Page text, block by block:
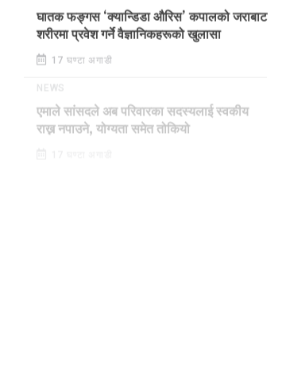
घातक फङ्गस ‘क्यान्डिडा औरिस’ कपालको जराबाट
शरीरमा प्रवेश गर्ने वैज्ञानिकहरूको खुलासा
17 घण्टा अगाडी
एमाले सांसदले अब परिवारका सदस्यलाई स्वकीय